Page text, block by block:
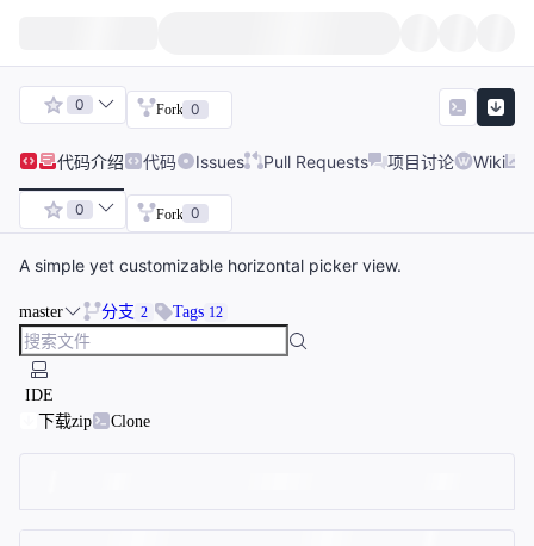
0 Fork 0
代码介绍 代码 Issues Pull Requests 项目讨论 Wiki
0 Fork 0
A simple yet customizable horizontal picker view.
master 分支 2 Tags 12
IDE
下载zip
Clone